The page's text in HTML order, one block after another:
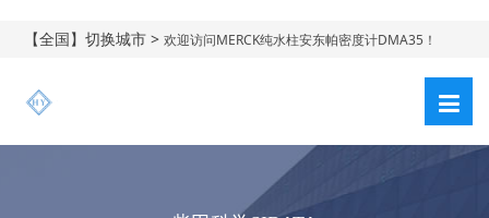
【全国】切换城市 >欢迎访问MERCK纯水柱安东帕密度计DMA35！